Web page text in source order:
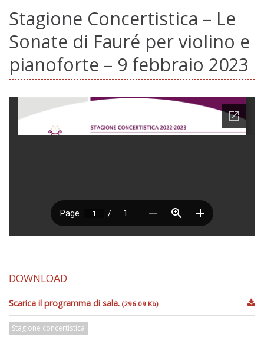
Stagione Concertistica – Le
Sonate di Fauré per violino e
pianoforte – 9 febbraio 2023
DOWNLOAD
Scarica il programma di sala. (296.09 Kb)
Stagione concertistica